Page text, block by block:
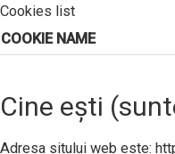
Cookies list
COOKIE NAME
Cine ești
Adresa sitului web este: